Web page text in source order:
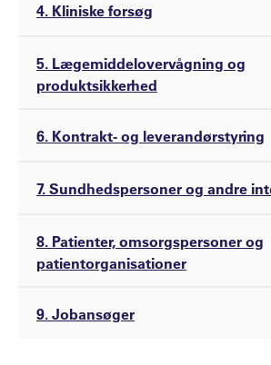
4. Kliniske forsøg
5. Lægemiddelovervågning og
produktsikkerhed
6. Kontrakt- og leverandørstyring
7. Sundhedspersoner og andre
8. Patienter, omsorgspersoner og
patientorganisationer
9. Jobansøger